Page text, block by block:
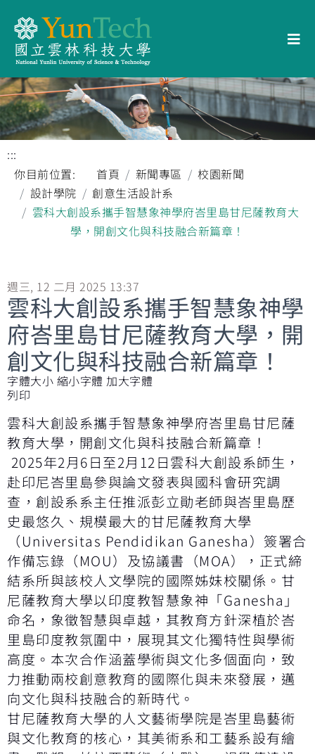
:::
你目前位置:
首頁 新聞專區
校園新聞
設計學院
創意生活設計系
雲科大創設系攜手智慧象神學府峇里島甘尼薩教育大
學，開創文化與科技融合新篇章！
週三, 12 二月 2025 13:37
雲科大創設系攜手智慧象神學
府峇里島甘尼薩教育大學，開
創文化與科技融合新篇章！
字體大小 縮小字體 加大字體
列印
雲科大創設系攜手智慧象神學府峇里島甘尼薩
教育大學，開創文化與科技融合新篇章！
2025年2月6日至2月12日雲科大創設系師生，
赴印尼峇里島參與論文發表與國科會研究調
查，創設系系主任推派彭立勛老師與峇里島歷
史最悠久、規模最大的甘尼薩教育大學
（Universitas Pendidikan Ganesha）簽署合
作備忘錄（MOU）及協議書（MOA），正式締
結系所與該校人文學院的國際姊妹校關係。甘
尼薩教育大學以印度教智慧象神「Ganesha」
命名，象徵智慧與卓越，其教育方針深植於峇
里島印度教氛圍中，展現其文化獨特性與學術
高度。本次合作涵蓋學術與文化多個面向，致
力推動兩校創意教育的國際化與未來發展，邁
向文化與科技融合的新時代。
甘尼薩教育大學的人文藝術學院是峇里島藝術
與文化教育的核心，其美術系和工藝系設有繪